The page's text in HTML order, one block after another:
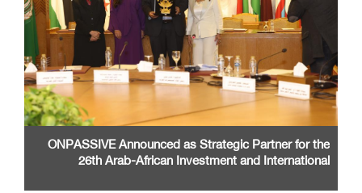
ONPASSIVE Announced as Strategic Partner for the
26th Arab-African Investment and International